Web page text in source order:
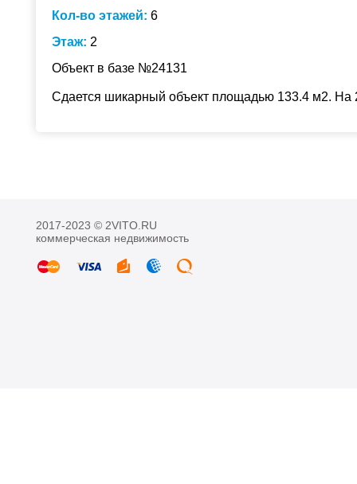
Кол-во этажей: 6
Этаж: 2
Объект в базе №24131
Сдается шикарный объект площадью 133.4 м2. На
2017-2023 © 2VITO.RU
коммерческая недвижимость